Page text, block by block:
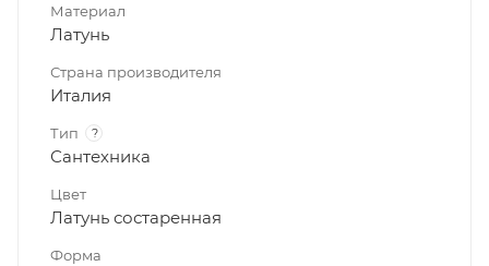
Материал
Латунь
Страна производителя
Италия
Тип ?
Сантехника
Цвет
Латунь состаренная
Форма